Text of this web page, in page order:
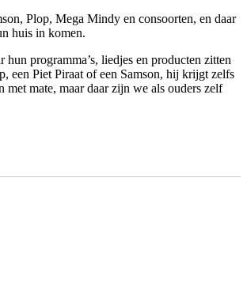
Plop, Mega Mindy en consoorten, en daar
huis in komen.
programma’s, liedjes en producten zitten
een Piet Piraat of een Samson, hij krijgt zelfs
mate, maar daar zijn we als ouders zelf